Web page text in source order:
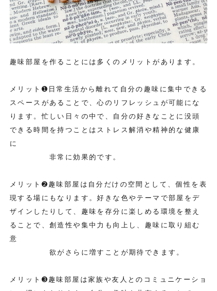
趣味部屋を作ることには多くのメリットがあります。
メリット➊日常生活から離れて自分の趣味に集中できる
スペースがあることで、心のリフレッシュが可能にな
ります。忙しい日々の中で、自分の好きなことに没頭
できる時間を持つことはストレス解消や精神的な健康
に
非常に効果的です。
メリット➋趣味部屋は自分だけの空間として、個性を表
現する場にもなります。好きな色やテーマで部屋をデ
ザインしたりして、趣味を存分に楽しめる環境を整え
ることで、創造性や集中力も向上し、趣味に取り組む
意
欲がさらに増すことが期待できます。
メリット➌趣味部屋は家族や友人とのコミュニケーショ